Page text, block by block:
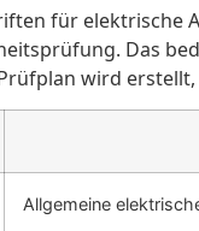
für elektrische
Das
wird
Allgemeine